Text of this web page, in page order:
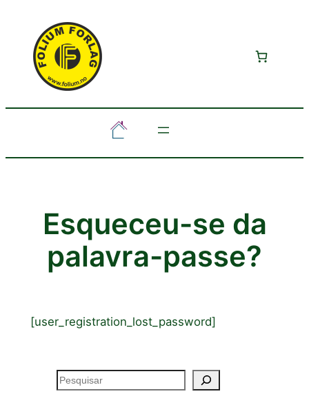
conteúdo
Esqueceu-se da
palavra-passe?
[user_registration_lost_password]
Pesquisar